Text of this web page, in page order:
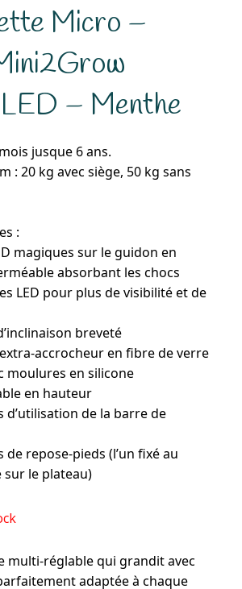
Micro –
– Menthe
jusque 6 ans.
: 20 kg avec siège, 50 kg sans
:
magiques sur le guidon en
absorbant les chocs
LED pour plus de visibilité et de
breveté
accrocheur en fibre de verre
moulures en silicone
en hauteur
d’utilisation de la barre de
de repose-pieds (l’un fixé au
sur le plateau)
multi-réglable qui grandit avec
adaptée à chaque